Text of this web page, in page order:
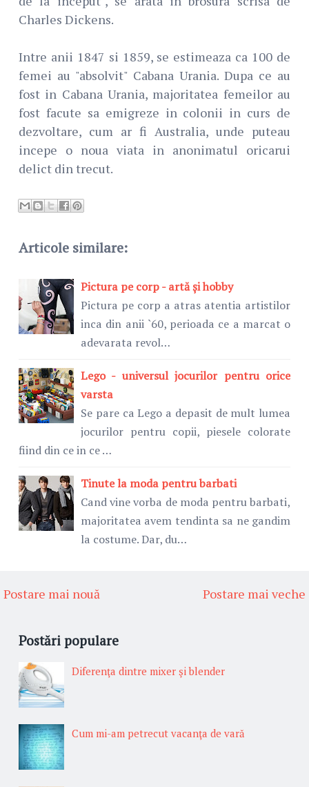
Charles Dickens.
Intre anii 1847 si 1859, se estimeaza ca 100 de
femei au "absolvit" Cabana Urania. Dupa ce au
fost in Cabana Urania, majoritatea femeilor au
fost facute sa emigreze in colonii in curs de
dezvoltare, cum ar fi Australia, unde puteau
incepe o noua viata in anonimatul oricarui
delict din trecut.
Articole similare:
Pictura pe corp - artă și hobby
Pictura pe corp a atras atentia artistilor
inca din anii `60, perioada ce a marcat o
adevarata revol…
Lego - universul jocurilor pentru orice
varsta
Se pare ca Lego a depasit de mult lumea
jocurilor pentru copii, piesele colorate
fiind din ce in ce …
Tinute la moda pentru barbati
Cand vine vorba de moda pentru barbati,
majoritatea avem tendinta sa ne gandim
la costume. Dar, du…
Postare mai nouă Postare mai veche
Postări populare
Diferenţa dintre mixer şi blender
Cum mi-am petrecut vacanţa de vară